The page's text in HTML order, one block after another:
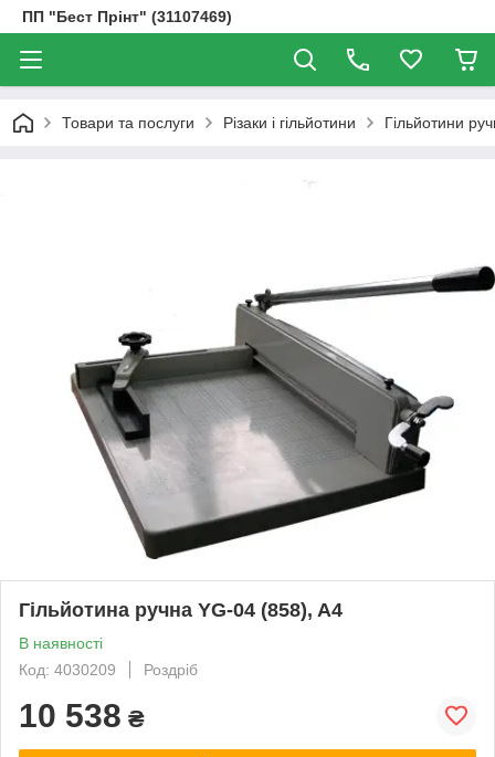
ПП "Бест Прінт" (31107469)
Товари та послуги Різаки і гільйотини Гільйотини
Гільйотина ручна YG-04 (858), A4
В наявності
Код: 4030209
Роздріб
10 538 ₴